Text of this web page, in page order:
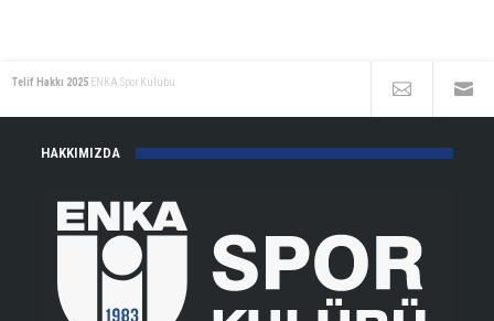
Telif Hakkı 2025 ENKA Spor Kulübü
HAKKIMIZDA